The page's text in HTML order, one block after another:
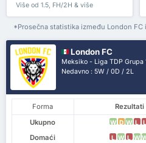
Više od 1.5, FH/2H & više
*Prosečna statistika između London
London FC
Meksiko - Liga TDP Grupa
Nedavno : 5W / 0D / 2L
Forma Rezultati
Ukupno
W D W L L
Domaći L W L W